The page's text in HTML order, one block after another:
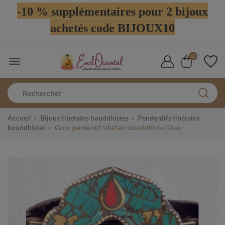
-10 % supplémentaires pour 2 bijoux
achetés code BIJOUX10
 0
Accueil Bijoux tibetains bouddhistes
Pendentifs tibétains
bouddhistes
Gros pendentif tibétain bouddhiste Ghau